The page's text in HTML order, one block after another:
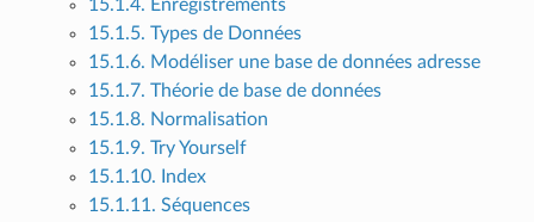
15.1.4. Enregistrements
15.1.5. Types de Données
15.1.6. Modéliser une base de données adresse
15.1.7. Théorie de base de données
15.1.8. Normalisation
15.1.9. Try Yourself
15.1.10. Index
15.1.11. Séquences